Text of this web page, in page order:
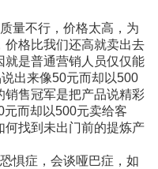
量不行，价格太高，为
价格比我们还高就卖出去
就是普通营销人员仅仅能
出来像50元而却以500
销售冠军是把产品说精彩
而却以500元卖给客
何找到未出门前的提炼产
惧症，会谈哑巴症，如